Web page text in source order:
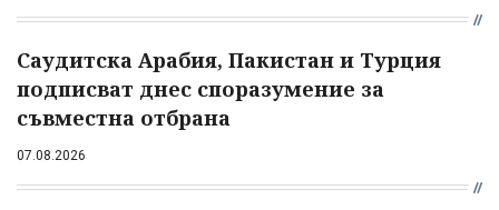
Саудитска Арабия, Пакистан и Турция
подписват днес споразумение за
съвместна отбрана
07.08.2026